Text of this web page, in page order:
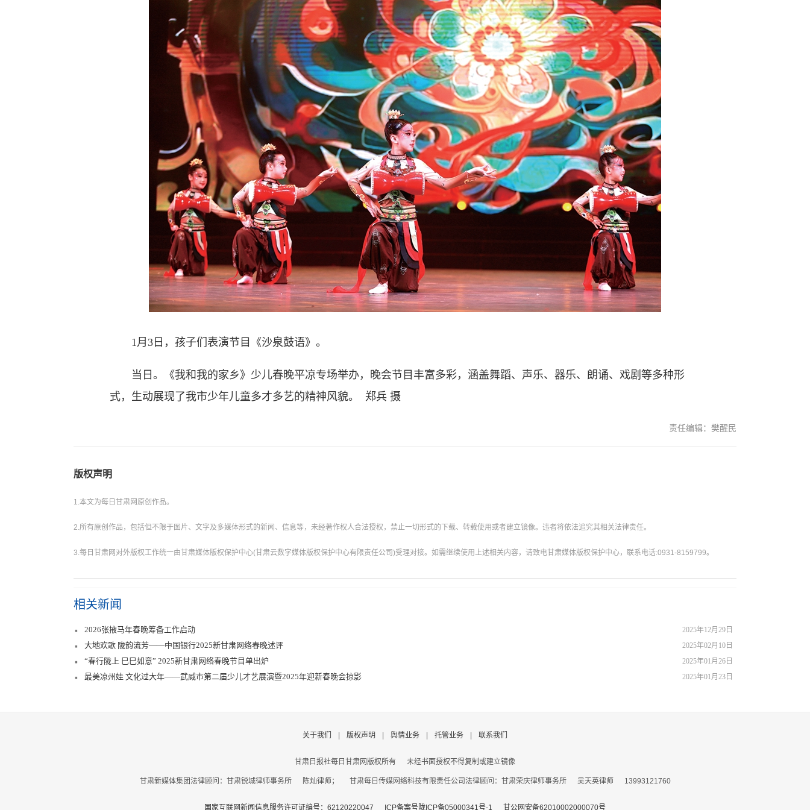
1月3日，孩子们表演节目《沙泉鼓语》。
当日。《我和我的家乡》少儿春晚平凉专场举办，晚会节目丰富多彩，涵盖舞蹈、声乐、器乐、朗诵、戏剧等多种形
式，生动展现了我市少年儿童多才多艺的精神风貌。 郑兵 摄
责任编辑：樊醒民
版权声明
1.本文为每日甘肃网原创作品。
2.所有原创作品，包括但不限于图片、文字及多媒体形式的新闻、信息等，未经著作权人合法授权，禁止一切形式的下载、转载使用或者建立镜像。违者将依法追究其相关法律责任。
3.每日甘肃网对外版权工作统一由甘肃媒体版权保护中心(甘肃云数字媒体版权保护中心有限责任公司)受理对接。如需继续使用上述相关内容，请致电甘肃媒体版权保护中心，联系电话:0931-8159799。
相关新闻
2025年12月29日
2026张掖马年春晚筹备工作启动
2025年02月10日
大地欢歌 陇韵流芳——中国银行2025新甘肃网络春晚述评
2025年01月26日
“春行陇上 巳巳如意” 2025新甘肃网络春晚节目单出炉
2025年01月23日
最美凉州娃 文化过大年——武威市第二届少儿才艺展演暨2025年迎新春晚会掠影
关于我们 版权声明 舆情业务 托管业务 联系我们
甘肃日报社每日甘肃网版权所有 未经书面授权不得复制或建立镜像
甘肃新媒体集团法律顾问：甘肃锐城律师事务所 陈灿律师； 甘肃每日传媒网络科技有限责任公司法律顾问：甘肃荣庆律师事务所 吴天英律师 13993121760
国家互联网新闻信息服务许可证编号：62120220047 ICP备案号陇ICP备05000341号-1 甘公网安备62010002000070号